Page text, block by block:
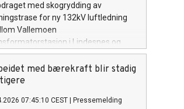
med skogrydding av
for ny 132kV luftledning
Vallemoen
i Lindesnes og
Koblingsstasjon. Strekningen
ca. 38 km i delvis krevende terreng,
skal det tas ut ca. 10.600
med bærekraft blir stadig
07:45:10 CEST Pressemelding